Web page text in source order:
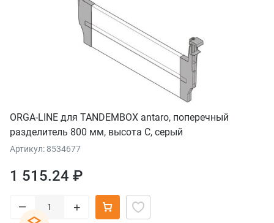
ORGA-LINE для TANDEMBOX antaro, поперечный
разделитель 800 мм, высота C, серый
Артикул: 8534677
1 515.24 ₽
– +